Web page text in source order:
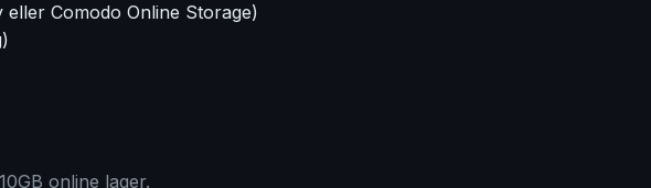
Comodo Online Storage)
online lager.